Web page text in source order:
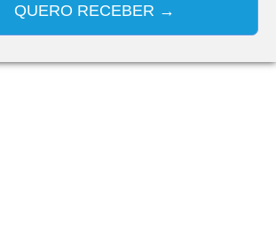
QUERO RECEBER →